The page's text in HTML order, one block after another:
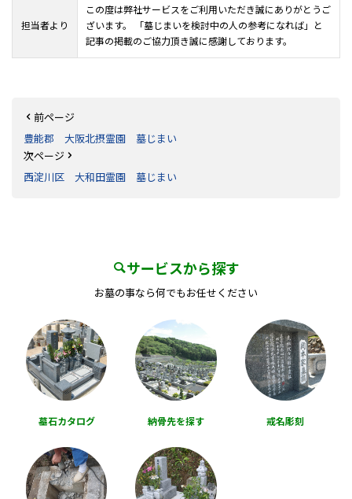
担当者より
この度は弊社サービスをご利用いただき誠にありがとうご
ざいます。 「墓じまいを検討中の人の参考になれば」と
記事の掲載のご協力頂き誠に感謝しております。
前ページ
豊能郡 大阪北摂霊園 墓じまい
次ページ
西淀川区 大和田霊園 墓じまい
サービスから探す
お墓の事なら何でもお任せください
墓石カタログ 納骨先を探す 戒名彫刻